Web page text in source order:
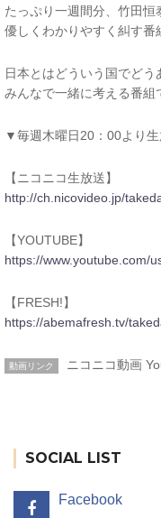
たっぷり一週間分、竹田恒
優しくわかりやすく糾す番
日本とはどういう国でどう
みんなで一緒に考える番組
▼毎週木曜日20：00より
【ニコニコ生放送】
http://ch.nicovideo.jp/
【YOUTUBE】
https://www.youtube.com/
【FRESH!】
https://abemafresh.tv/
動画リンク ニコニコ動画
SOCIAL LIST
Facebook